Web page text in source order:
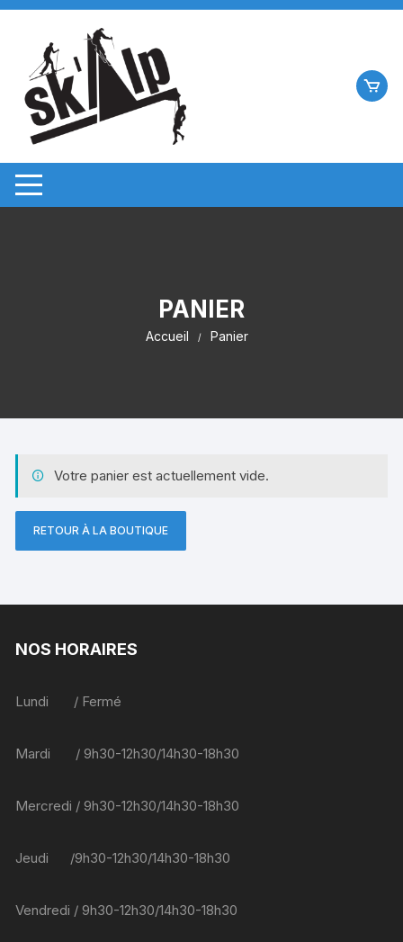
Aller
contenu
PANIER
Accueil Panier
Votre panier est actuellement vide.
RETOUR À LA BOUTIQUE
NOS HORAIRES
Lundi / Fermé
Mardi / 9h30-12h30/14h30-18h30
Mercredi / 9h30-12h30/14h30-18h30
Jeudi /9h30-12h30/14h30-18h30
Vendredi / 9h30-12h30/14h30-18h30